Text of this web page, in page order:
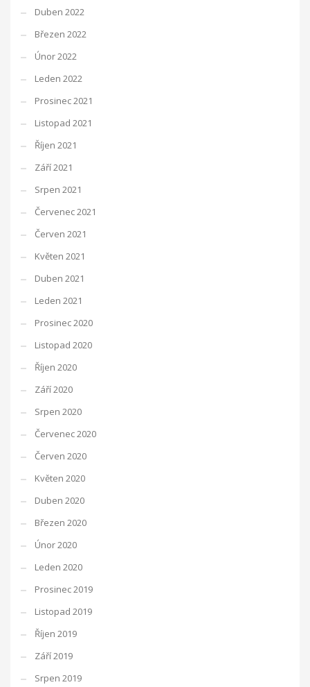
Duben 2022
Březen 2022
Únor 2022
Leden 2022
Prosinec 2021
Listopad 2021
Říjen 2021
Září 2021
Srpen 2021
Červenec 2021
Červen 2021
Květen 2021
Duben 2021
Leden 2021
Prosinec 2020
Listopad 2020
Říjen 2020
Září 2020
Srpen 2020
Červenec 2020
Červen 2020
Květen 2020
Duben 2020
Březen 2020
Únor 2020
Leden 2020
Prosinec 2019
Listopad 2019
Říjen 2019
Září 2019
Srpen 2019